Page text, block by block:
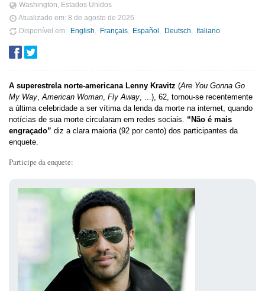
Washington, Estados Unidos
Atualizado em: 8 de agosto de 2026
Disponível em
English Français Español Deutsch Italiano
A superestrela norte-americana Lenny Kravitz (Are You Gonna Go
My Way,American Woman, Fly Away, ...), 62, tornou-se recentemente
a última celebridade a ser vítima da lenda da morte na internet, quando
notícias de sua morte circularam em redes sociais. “Não é mais
engraçado” diz a clara maioria (92 por cento) dos participantes da
enquete.
Participe da enquete: